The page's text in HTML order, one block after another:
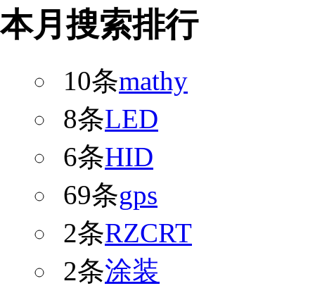
本月搜索排行
10条mathy
8条LED
6条HID
69条gps
2条RZCRT
2条涂装